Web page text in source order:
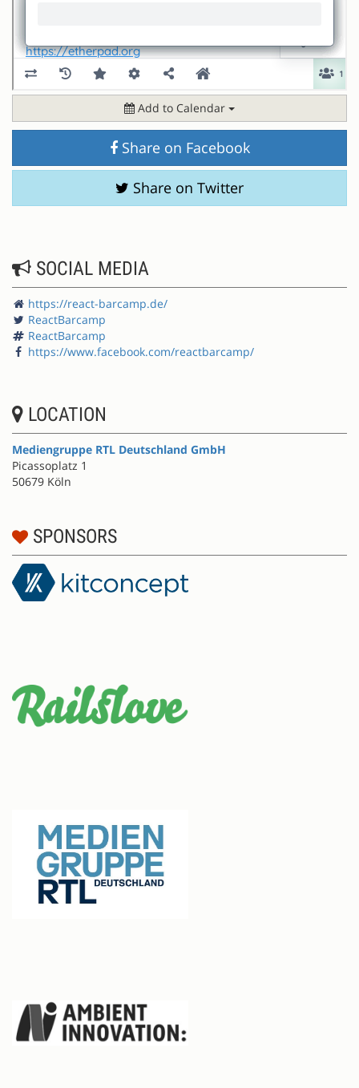
Add to Calendar
Share on Facebook
Share on Twitter
SOCIAL MEDIA
https://react-barcamp.de/
ReactBarcamp
ReactBarcamp
https://www.facebook.com/reactbarcamp/
LOCATION
Mediengruppe RTL Deutschland GmbH
Picassoplatz 1
50679 Köln
SPONSORS